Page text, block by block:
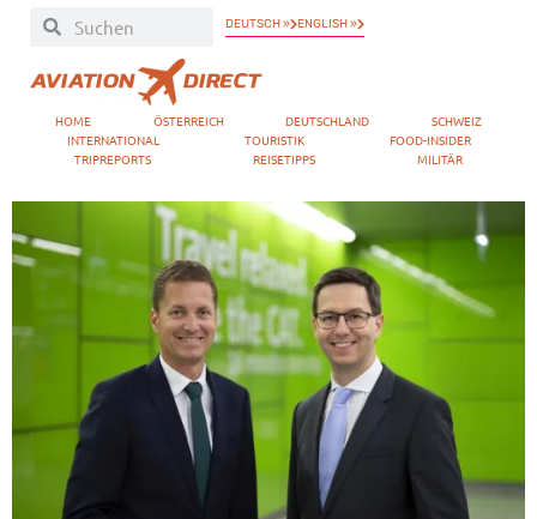
DEUTSCH » ENGLISH »
HOME ÖSTERREICH DEUTSCHLAND
SCHWEIZ
INTERNATIONAL
TOURISTIK
FOOD-INSIDER
TRIPREPORTS
REISETIPPS MILITÄR